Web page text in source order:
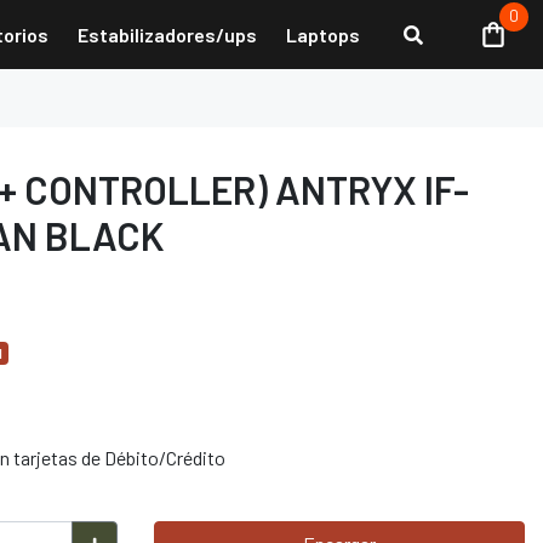
Estabilizadores/ups Laptops
0
CONTROLLER) ANTRYX IF-
BLACK
tarjetas de Débito/Crédito